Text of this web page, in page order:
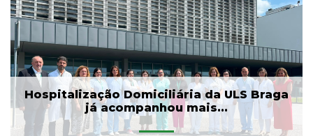
Hospitalização Domiciliária da ULS Braga
já acompanhou mais...